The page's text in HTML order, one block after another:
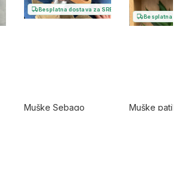
Besplatna dostava za SRB
Muške Sebago
Besplatna
Muške